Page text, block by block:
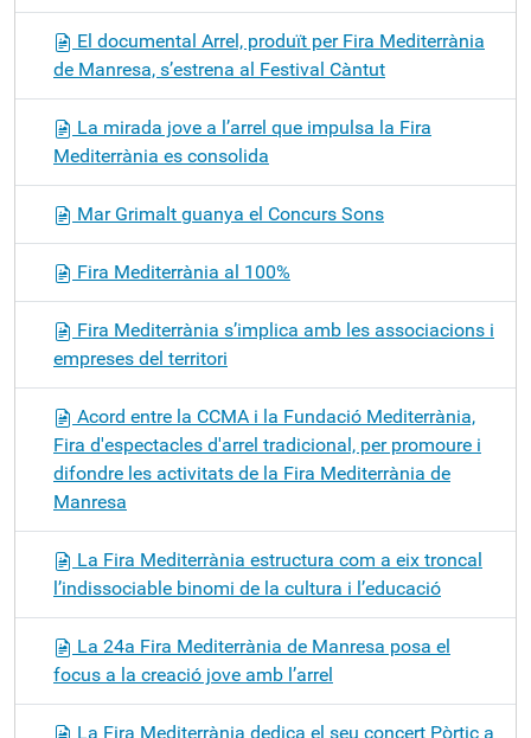
El documental Arrel, produït per Fira Mediterrània
de Manresa, s’estrena al Festival Càntut
La mirada jove a l’arrel que impulsa la Fira
Mediterrània es consolida
Mar Grimalt guanya el Concurs Sons
Fira Mediterrània al 100%
Fira Mediterrània s’implica amb les associacions i
empreses del territori
Acord entre la CCMA i la Fundació Mediterrània,
Fira d'espectacles d'arrel tradicional, per promoure i
difondre les activitats de la Fira Mediterrània de
Manresa
La Fira Mediterrània estructura com a eix troncal
l’indissociable binomi de la cultura i l’educació
La 24a Fira Mediterrània de Manresa posa el
focus a la creació jove amb l’arrel
La Fira Mediterrània dedica el seu concert Pòrtic a